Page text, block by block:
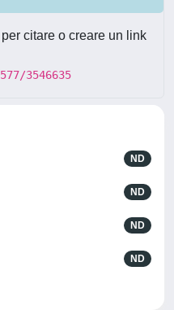
citare o creare un link
3546635
ND
ND
ND
ND